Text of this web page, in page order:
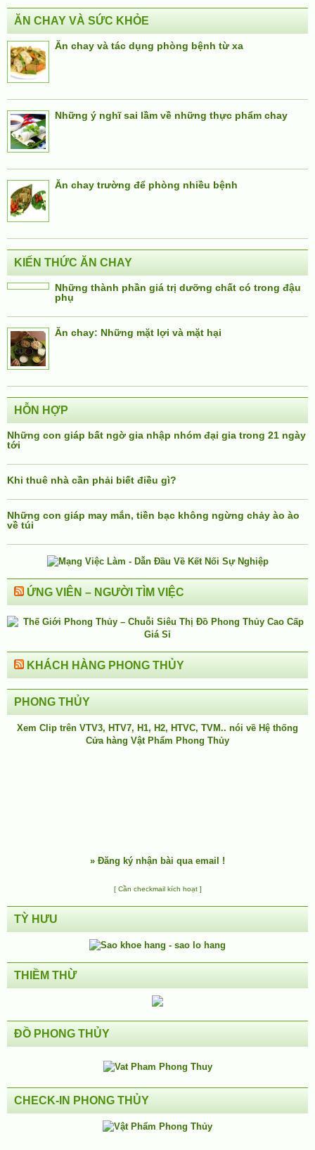
ĂN CHAY VÀ SỨC KHỎE
Ăn chay và tác dụng phòng bệnh từ xa
Những ý nghĩ sai lầm về những thực phẩm chay
Ăn chay trường để phòng nhiều bệnh
KIẾN THỨC ĂN CHAY
Những thành phần giá trị dưỡng chất có trong đậu
phụ
Ăn chay: Những mặt lợi và mặt hại
HỖN HỢP
Những con giáp bất ngờ gia nhập nhóm đại gia trong 21 ngày
tới
Khi thuê nhà cần phải biết điều gì?
Những con giáp may mắn, tiền bạc không ngừng chảy ào ào
về túi
ỨNG VIÊN – NGƯỜI TÌM VIỆC
KHÁCH HÀNG PHONG THỦY
PHONG THỦY
Xem Clip trên VTV3, HTV7, H1, H2, HTVC, TVM.. nói về Hệ thống
Cửa hàng Vật Phẩm Phong Thủy
» Đăng ký nhận bài qua email !
[ Cần checkmail kích hoạt ]
TỲ HƯU
THIỀM THỪ
ĐỒ PHONG THỦY
CHECK-IN PHONG THỦY